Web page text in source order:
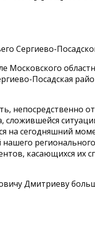
Сергиево-
Московского
Посадская
непосредственно
на сегодняшний
касающихся их
Дмитриеву